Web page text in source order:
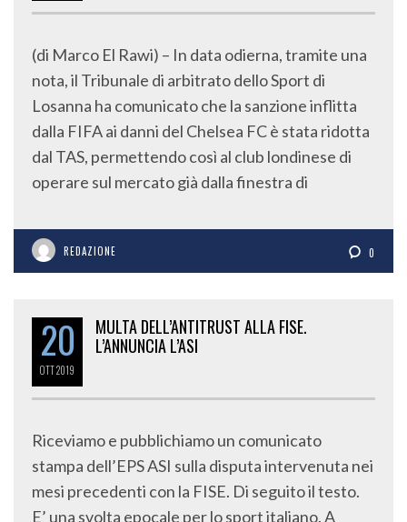
(di Marco El Rawi) – In data odierna, tramite una
nota, il Tribunale di arbitrato dello Sport di
Losanna ha comunicato che la sanzione inflitta
dalla FIFA ai danni del Chelsea FC è stata ridotta
dal TAS, permettendo così al club londinese di
operare sul mercato già dalla finestra di
REDAZIONE 0
20
OTT2019
MULTA DELL’ANTITRUST ALLA FISE.
L’ANNUNCIA L’ASI
Riceviamo e pubblichiamo un comunicato
stampa dell’EPS ASI sulla disputa intervenuta nei
mesi precedenti con la FISE. Di seguito il testo.
E’ una svolta epocale per lo sport italiano. A